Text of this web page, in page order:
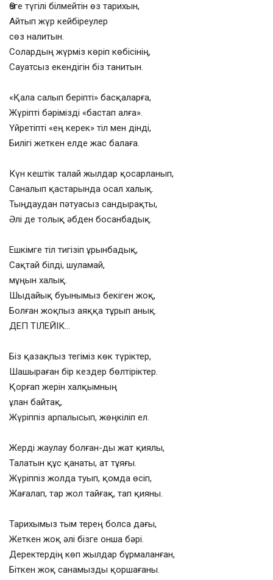
Өзге түгілі білмейтін өз тарихын,
Айтып жүр кейбіреулер
сөз налитын.
Солардың жүрміз көріп көбісінің,
Сауатсыз екендігін біз танитын.
«Қала салып беріпті» басқаларға,
Жүріпті бәрімізді «бастап алға».
Үйретіпті «ең керек» тіл мен дінді,
Билігі жеткен елде жас балаға.
Күн кештік талай жылдар қосарланып,
Саналып қастарында осал халық.
Тыңдаудан пәтуасыз сандырақты,
Әлі де толық әбден босанбадық.
Ешкімге тіл тигізіп ұрынбадық,
Сақтай білді, шуламай,
мұңын халық.
Шыдайық буынымыз бекіген жоқ,
Болған жоқпыз аяққа тұрып анық.
ДЕП ТІЛЕЙІК…
Біз қазақпыз тегіміз көк түріктер,
Шашыраған бір кездер бөлтіріктер.
Қорғап жерін халқымның
ұлан байтақ,
Жүріппіз арпалысып, жөңкіліп ел.
Жерді жаулау болған-ды жат қиялы,
Талатын құс қанаты, ат тұяғы.
Жүріппіз жолда туып, қомда өсіп,
Жағалап, тар жол тайғақ, тап қияны.
Тарихымыз тым терең болса дағы,
Жеткен жоқ әлі бізге онша бәрі.
Деректердің көп жылдар бұрмаланған,
Біткен жоқ санамызды қоршағаны.